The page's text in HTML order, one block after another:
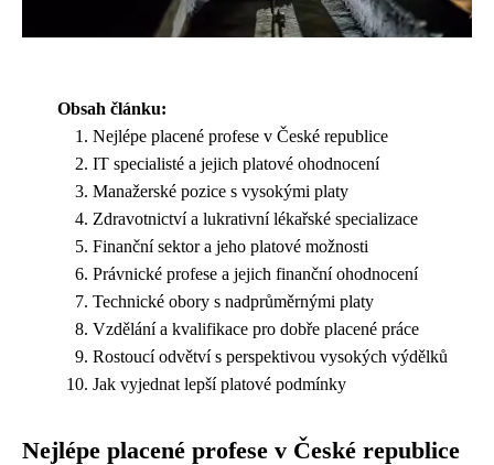
Obsah článku:
Nejlépe placené profese v České republice
IT specialisté a jejich platové ohodnocení
Manažerské pozice s vysokými platy
Zdravotnictví a lukrativní lékařské specializace
Finanční sektor a jeho platové možnosti
Právnické profese a jejich finanční ohodnocení
Technické obory s nadprůměrnými platy
Vzdělání a kvalifikace pro dobře placené práce
Rostoucí odvětví s perspektivou vysokých výdělků
Jak vyjednat lepší platové podmínky
Nejlépe placené profese v České republice